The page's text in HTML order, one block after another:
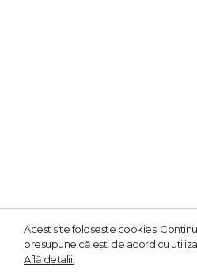
Acest site foloseşte cookies.
presupune că eşti de acord cu
Află detalii.